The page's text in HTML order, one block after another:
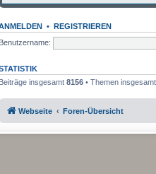
• REGISTRIEREN
Benutzername:
Beiträge insgesamt 8156 • Themen insgesamt
Webseite Foren-Übersicht